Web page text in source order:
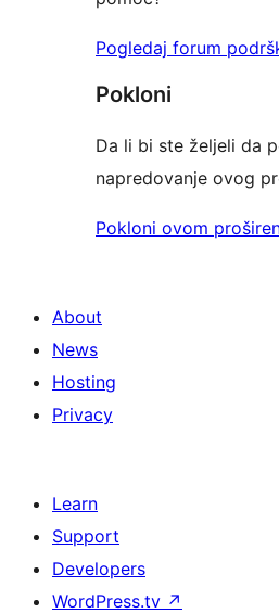
Pogledaj forum
Pokloni
Da li bi ste željeli da
napredovanje ovog
Pokloni ovom
About
News
Hosting
Privacy
Learn
Support
Developers
WordPress.tv ↗